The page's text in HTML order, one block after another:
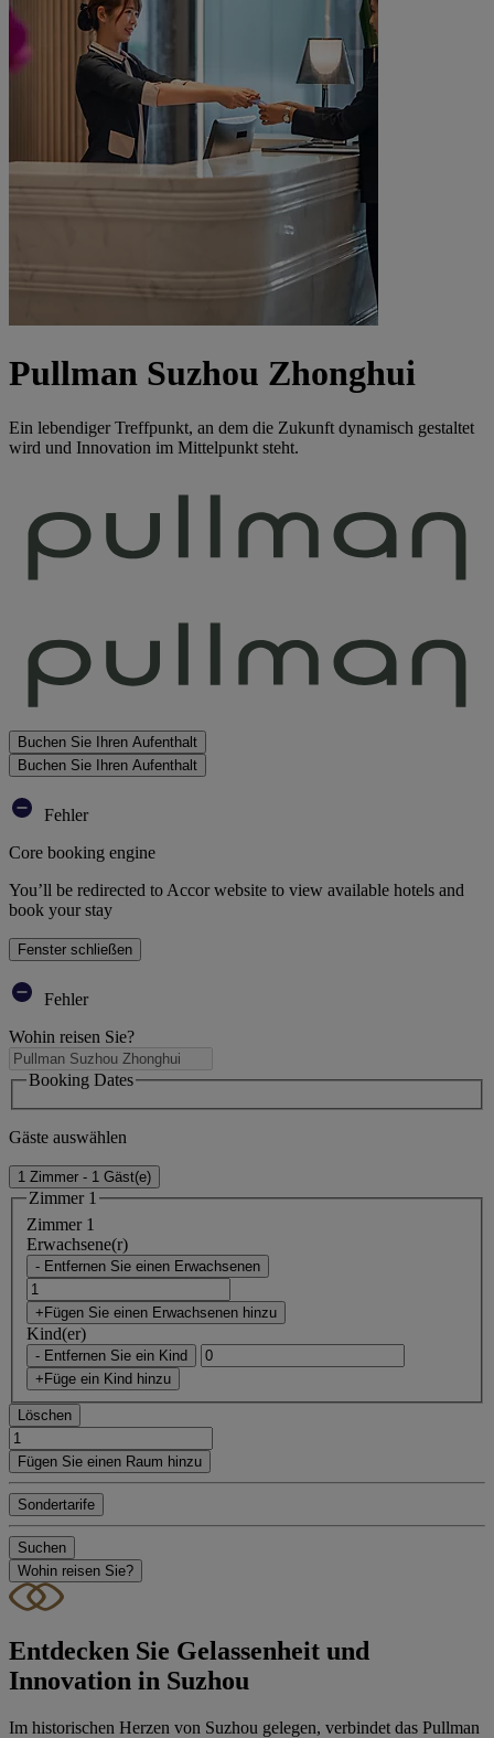
Pullman Suzhou Zhonghui
Ein lebendiger Treffpunkt, an dem die Zukunft dynamisch gestaltet
wird und Innovation im Mittelpunkt steht.
Buchen Sie Ihren Aufenthalt
Buchen Sie Ihren Aufenthalt
Fehler
Core booking engine
You’ll be redirected to Accor website to view available hotels and
book your stay
Fenster schließen
Fehler
Wohin reisen Sie?
Booking Dates
Gäste auswählen
1 Zimmer - 1 Gäst(e)
Zimmer 1
Zimmer 1
Erwachsene(r)
- Entfernen Sie einen Erwachsenen
+Fügen Sie einen Erwachsenen hinzu
Kind(er)
- Entfernen Sie ein Kind
+Füge ein Kind hinzu
Löschen
Fügen Sie einen Raum hinzu
Sondertarife
Suchen
Wohin reisen Sie?
Entdecken Sie Gelassenheit und
Innovation in Suzhou
Im historischen Herzen von Suzhou gelegen, verbindet das Pullman